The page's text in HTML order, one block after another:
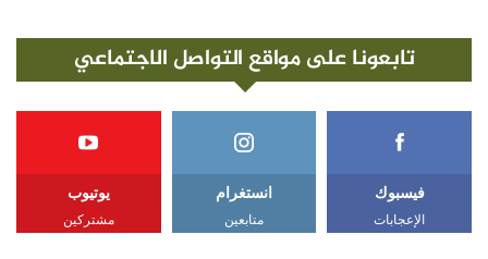
تابعونا على مواقع التواصل الاجتماعي
فيسبوك
الإعجابات
انستغرام
متابعين
يوتيوب
مشتركين